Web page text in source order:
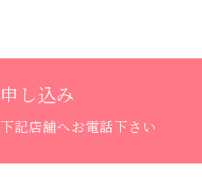
し込み
記店舗へお電話下さい